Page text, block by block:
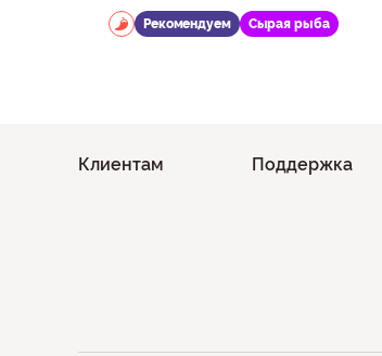
Рекомендуем Сырая рыба
Клиентам Поддержка